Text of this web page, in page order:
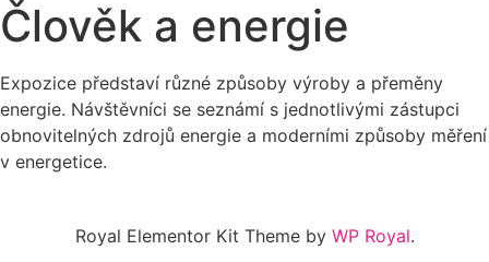
Člověk a energie
Expozice představí různé způsoby výroby a přeměny
energie. Návštěvníci se seznámí s jednotlivými zástupci
obnovitelných zdrojů energie a moderními způsoby měření
v energetice.
Royal Elementor Kit Theme by WP Royal.